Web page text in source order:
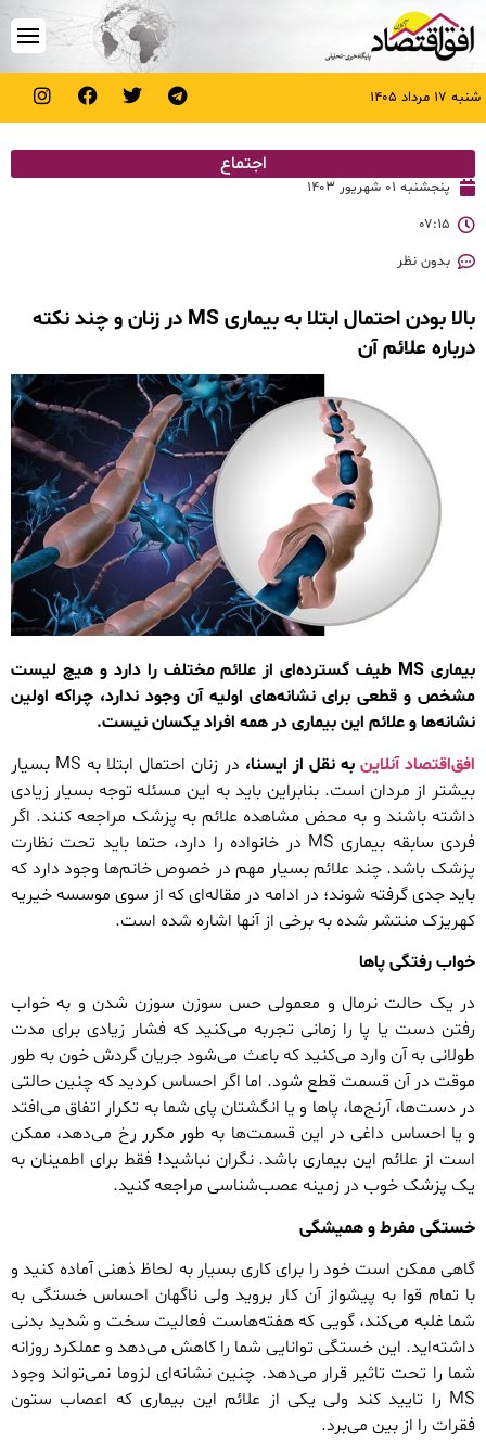
شنبه ۱۷ مرداد ۱۴۰۵
اجتماع
پنجشنبه ۰۱ شهریور ۱۴۰۳
۰۷:۱۵
بدون نظر
بالا بودن احتمال ابتلا به بیماری MS در زنان و چند نکته
درباره علائم آن
بیماری MS طیف گسترده‌ای از علائم مختلف را دارد و هیچ لیست
مشخص و قطعی برای نشانه‌های اولیه آن وجود ندارد، چراکه اولین
نشانه‌ها و علائم این بیماری در همه افراد یکسان نیست.
افق‌اقتصاد آنلاین به نقل از ایسنا،
در زنان احتمال ابتلا به MS بسیار
بیشتر از مردان است. بنابراین باید به این مسئله توجه بسیار زیادی
داشته باشند و به محض مشاهده علائم به پزشک مراجعه کنند. اگر
فردی سابقه بیماری MS در خانواده را دارد، حتما باید تحت نظارت
پزشک باشد. چند علائم بسیار مهم در خصوص خانم‌ها وجود دارد که
باید جدی گرفته شوند؛ در ادامه در مقاله‌ای که از سوی موسسه خیریه
کهریزک منتشر شده به برخی از آنها اشاره شده است.
خواب رفتگی پاها
در یک حالت نرمال و معمولی حس سوزن سوزن شدن و به خواب
رفتن دست یا پا را زمانی تجربه می‌کنید که فشار زیادی برای مدت
طولانی به آن وارد می‌کنید که باعث می‌شود جریان گردش خون به طور
موقت در آن قسمت قطع شود. اما اگر احساس کردید که چنین حالتی
در دست‌ها، آرنج‌ها، پاها و یا انگشتان پای شما به تکرار اتفاق می‌افتد
و یا احساس داغی در این قسمت‌ها به طور مکرر رخ می‌دهد، ممکن
است از علائم این بیماری باشد. نگران نباشید! فقط برای اطمینان به
یک پزشک خوب در زمینه عصب‌شناسی مراجعه کنید.
خستگی مفرط و همیشگی
گاهی ممکن است خود را برای کاری بسیار به لحاظ ذهنی آماده کنید و
با تمام قوا به پیشواز آن کار بروید ولی ناگهان احساس خستگی به
شما غلبه می‌کند، گویی که هفته‌هاست فعالیت سخت و شدید بدنی
داشته‌اید. این خستگی توانایی شما را کاهش می‌دهد و عملکرد روزانه
شما را تحت تاثیر قرار می‌دهد. چنین نشانه‌ای لزوما نمی‌تواند وجود
MS را تایید کند ولی یکی از علائم این بیماری که اعصاب ستون
فقرات را از بین می‌برد.